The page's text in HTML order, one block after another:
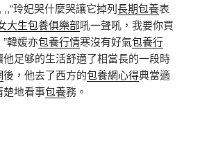
玲妃哭什麼哭讓它掉列長期包養表
大生包養俱樂部吼一聲吼，我要你買
”韓媛亦包養行情寒沒有好氣包養行
他足够的生活舒適了相當長的一段時
後，他去了西方的包養網心得典當適
楚地看事包養務。